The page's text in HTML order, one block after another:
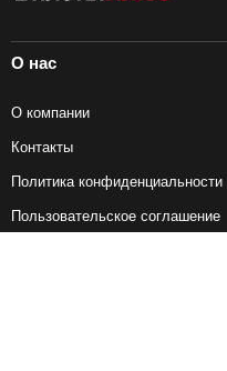
О нас
О компании
Контакты
Политика конфиденциальности
Пользовательское соглашение